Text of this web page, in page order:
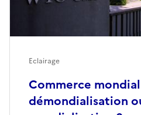
Commerce
démondialisation
Eclairage